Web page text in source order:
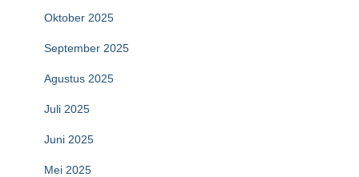
Oktober 2025
September 2025
Agustus 2025
Juli 2025
Juni 2025
Mei 2025